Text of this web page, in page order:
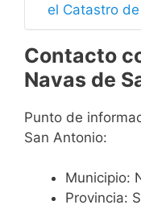
el Catastro
Contacto
Navas de
Punto de
San Antonio:
Municipio:
Provincia: